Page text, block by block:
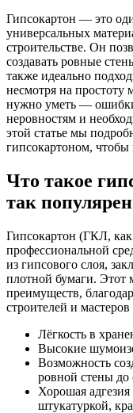
Гипсокартон — это
универсальных
строительстве. Он
создавать ровные
также идеально
несмотря на простоту
нужно уметь —
неровностям и
этой статье мы
гипсокартоном,
Что такое
так
Гипсокартон (ГКЛ,
профессиональной
из гипсового слоя,
плотной бумаги. Этот
преимуществ,
строителей и
Лёгкость в
Высокие
Возможность
ровной стены
Хорошая
штукатуркой,